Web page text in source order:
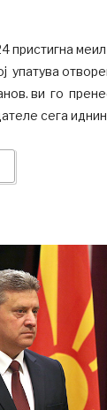
пристигна
упатува
ви го
сега